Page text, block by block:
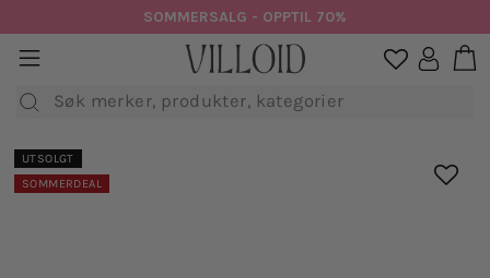
til
innhold
SOMMERSALG - OPPTIL 70%
 Logg
Søk
UTSOLGT
SOMMERDEAL